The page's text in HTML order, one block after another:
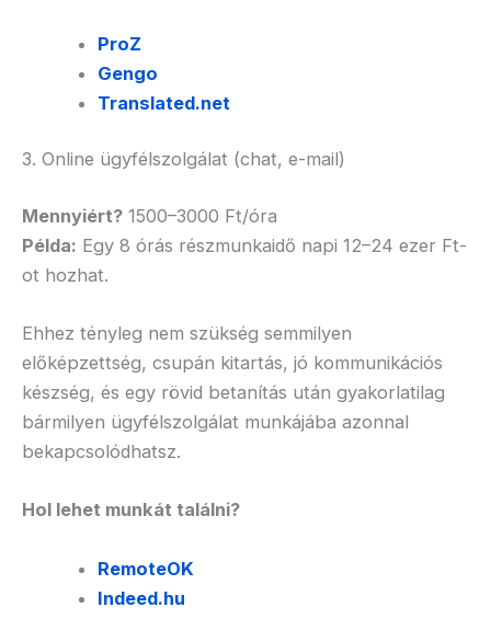
ProZ
Gengo
Translated.net
3. Online ügyfélszolgálat (chat, e-mail)
Mennyiért? 1500–3000 Ft/óra
Példa: Egy 8 órás részmunkaidő napi 12–24 ezer Ft-
ot hozhat.
Ehhez tényleg nem szükség semmilyen
előképzettség, csupán kitartás, jó kommunikációs
készség, és egy rövid betanítás után gyakorlatilag
bármilyen ügyfélszolgálat munkájába azonnal
bekapcsolódhatsz.
Hol lehet munkát találni?
RemoteOK
Indeed.hu